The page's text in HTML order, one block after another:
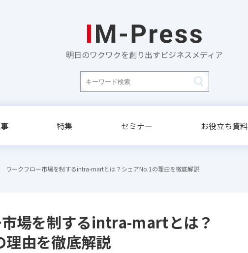
明日のワクワクを創り出すビジネスメディア
特集 セミナー お役立ち資料
ワークフロー市場を制するintra-martとは？シェアNo.1の理由を徹底解説
場を制するintra-martとは？
由を徹底解説